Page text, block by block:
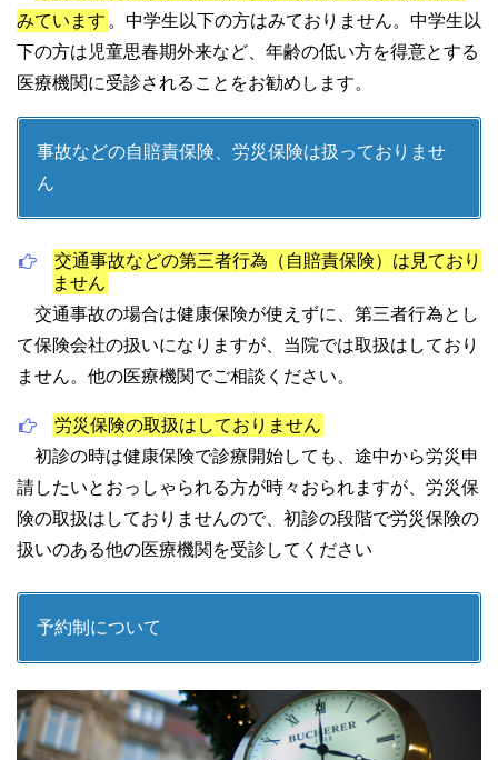
みています 。中学生以下の方はみておりません。中学生以
下の方は児童思春期外来など、年齢の低い方を得意とする
医療機関に受診されることをお勧めします。
事故などの自賠責保険、労災保険は扱っておりませ
ん
交通事故などの第三者行為（自賠責保険）は見ており
ません
交通事故の場合は健康保険が使えずに、第三者行為とし
て保険会社の扱いになりますが、当院では取扱はしており
ません。他の医療機関でご相談ください。
労災保険の取扱はしておりません
初診の時は健康保険で診療開始しても、途中から労災申
請したいとおっしゃられる方が時々おられますが、労災保
険の取扱はしておりませんので、初診の段階で労災保険の
扱いのある他の医療機関を受診してください
予約制について